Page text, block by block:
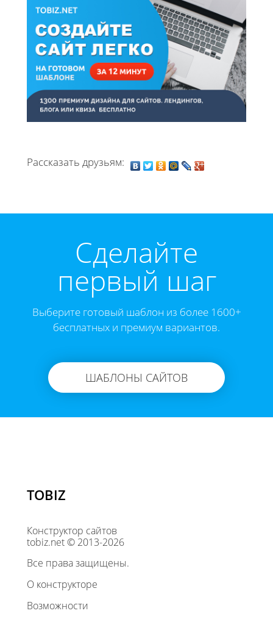
Рассказать друзьям:
Cделайте
первый шаг
Выберите готовый шаблон из более 1600+
бесплатных и премиум вариантов.
ШАБЛОНЫ САЙТОВ
TOBIZ
Конструктор сайтов
tobiz.net © 2013-2026
Все права защищены.
О конструкторе
Возможности